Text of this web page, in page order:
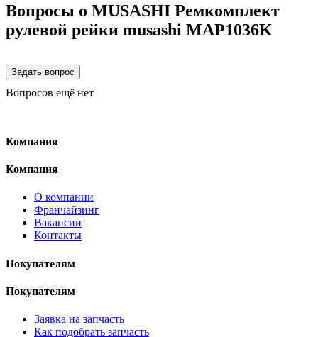
Вопросы о MUSASHI Ремкомплект
рулевой рейки musashi MAP1036K
Вопросов ещё нет
Компания
Компания
О компании
Франчайзинг
Вакансии
Контакты
Покупателям
Покупателям
Заявка на запчасть
Как подобрать запчасть